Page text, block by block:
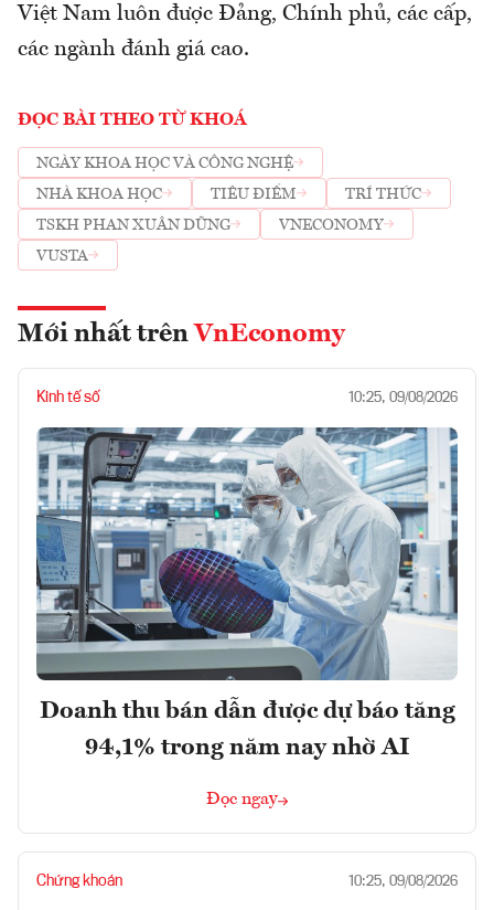
Việt Nam luôn được Đảng, Chính phủ, các cấp,
các ngành đánh giá cao.
ĐỌC BÀI THEO TỪ KHOÁ
NGÀY KHOA HỌC VÀ CÔNG NGHỆ
NHÀ KHOA HỌC
TIÊU ĐIỂM
TRÍ THỨC
TSKH PHAN XUÂN DŨNG
VNECONOMY
VUSTA
Mới nhất trên VnEconomy
Kinh tế số 10:25, 09/08/2026
Doanh thu bán dẫn được dự báo tăng
94,1% trong năm nay nhờ AI
Đọc ngay
Chứng khoán 10:25, 09/08/2026